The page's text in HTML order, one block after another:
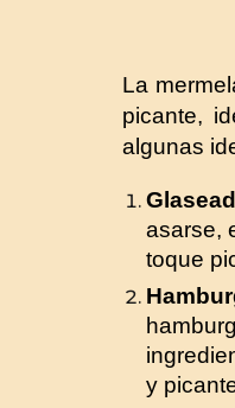
La
picante,
algunas
asarse,
toque
y